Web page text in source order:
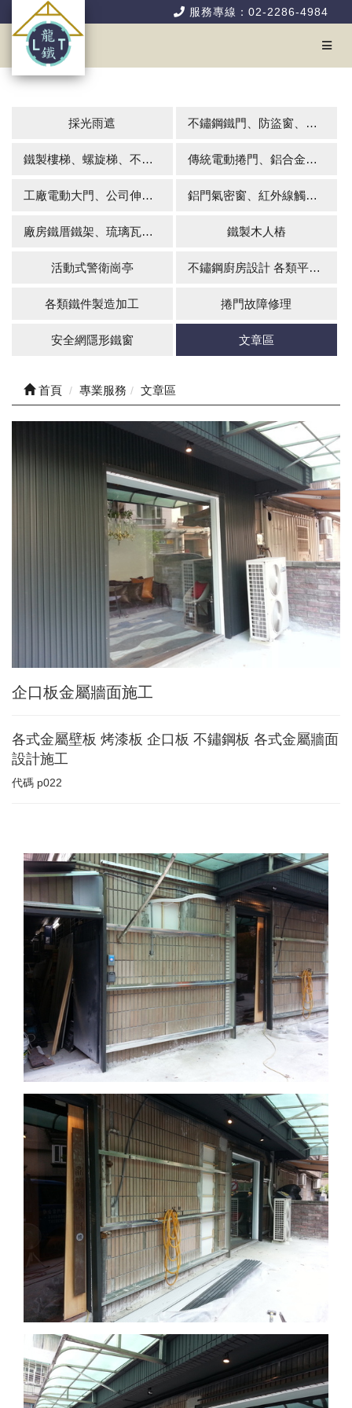
服務專線：02-2286-4984
採光雨遮 不鏽鋼鐵門、防盜窗、花架、硫化銅門
鐵製樓梯、螺旋梯、不銹鋼扶手、欄杆 傳統電動捲門、鋁合金快速捲門
工廠電動大門、公司伸縮大門、伸縮門系列 鋁門氣密窗、紅外線觸控式自動玻璃門
廠房鐵厝鐵架、琉璃瓦牆板組合屋、屋頂防漏無壁式雨棚、矽酸鋁板輕鋼室內隔間 鐵製木人樁
活動式警衛崗亭 不鏽鋼廚房設計 各類平台施工
各類鐵件製造加工 捲門故障修理
安全網隱形鐵窗 文章區
首頁 專業服務 文章區
企口板金屬牆面施工
各式金屬壁板 烤漆板 企口板 不鏽鋼板 各式金屬牆面
設計施工
代碼 p022